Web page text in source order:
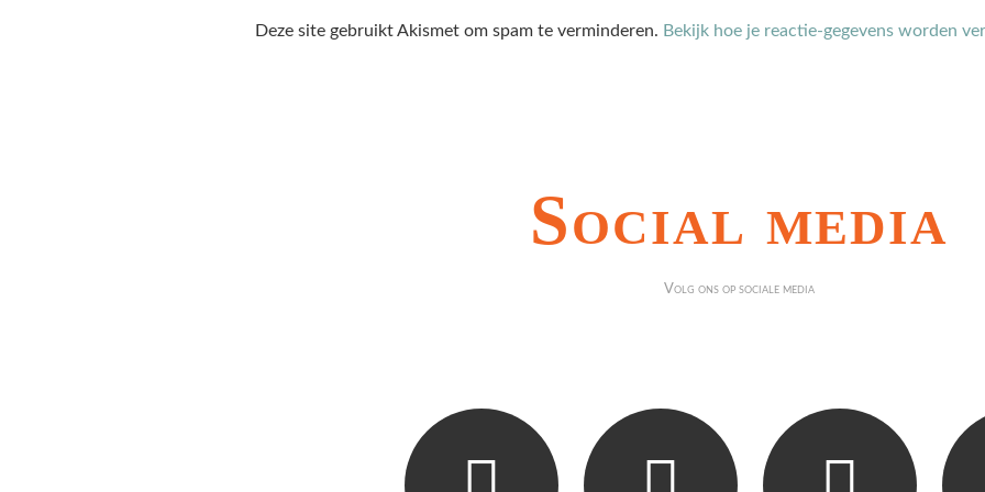
Deze site gebruikt Akismet om spam te verminderen. Bekijk hoe je reactie-gegevens worden
Social media
Volg ons op sociale media